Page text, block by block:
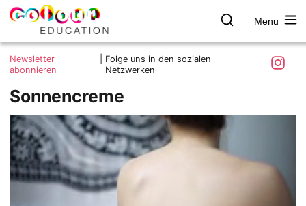
Skip
colour.education
Farbe
entdecken
Menu
Was ist colour.education?
Ziele und Mitmachen
Kontakt
Impressum
Datenschutzerklärung
Newsletter
abonnieren
Folge uns in den sozialen
Netzwerken
Sonnencreme